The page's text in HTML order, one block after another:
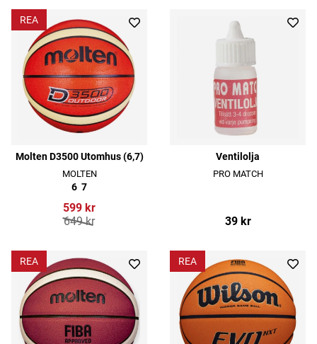
REA
Molten D3500 Utomhus (6,7)
MOLTEN
6 7
599 kr
649 kr
Ventilolja
PRO MATCH
39 kr
REA REA